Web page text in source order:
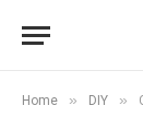
Home » DIY »